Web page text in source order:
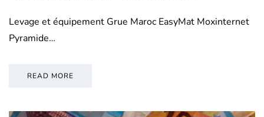
Levage et équipement Grue Maroc EasyMat Moxinternet
Pyramide…
READ MORE